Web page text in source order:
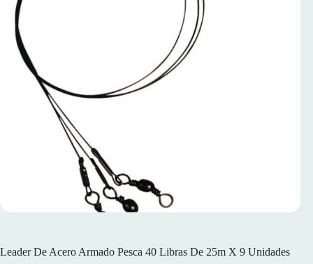
Leader De Acero Armado Pesca 40 Libras De 25m X 9 Unidades